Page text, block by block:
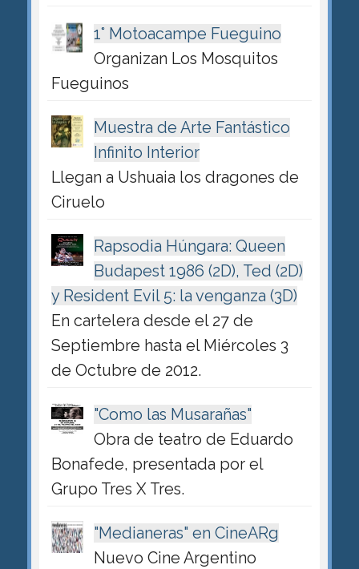
1° Motoacampe Fueguino
Organizan Los Mosquitos
Fueguinos
Muestra de Arte Fantástico
Infinito Interior
Llegan a Ushuaia los dragones de
Ciruelo
Rapsodia Húngara: Queen
Budapest 1986 (2D), Ted (2D)
y Resident Evil 5: la venganza (3D)
En cartelera desde el 27 de
Septiembre hasta el Miércoles 3
de Octubre de 2012.
"Como las Musarañas"
Obra de teatro de Eduardo
Bonafede, presentada por el
Grupo Tres X Tres.
"Medianeras" en CineARg
Nuevo Cine Argentino